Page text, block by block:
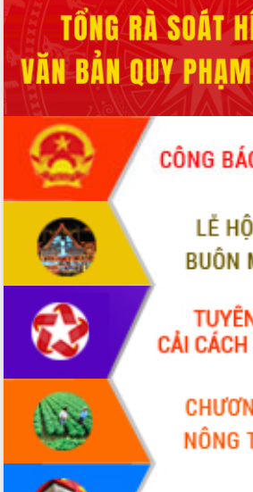
Trình diễn nghệ thuật chế biến các
món ăn từ sầu riêng
Đắk Lắk công bố Quy hoạch và xúc
tiến đầu tư tỉnh
Ngành cá ngừ Đắk Lắk chủ động thích
ứng để giữ vững thị trường xuất khẩu
Diễn đàn Kinh tế tư nhân Việt Nam đột
phá cơ chế - Hợp tác công tư
Đề án 06 tạo bước ngoặt đột phá trong
cải cách hành chính tỉnh Đắk Lắk
Kết nối tour, đẩy mạnh chuyển đổi số
để phát triển du lịch Đắk Lắk
Khởi động Dự án Đầu tư xây dựng hạ
tầng kỹ thuật Cụm công nghiệp Tân
Tiến
Gặp mặt các cơ quan báo chí nhân Kỷ
niệm 101 năm Ngày Báo chí Cách
mạng Việt Nam
Đắk Lắk sơ kết 4 năm triển khai thực
hiện Đề án 06 của Chính phủ
Họp báo thông tin về Hội nghị Công bố
Quy hoạch và Xúc tiến đầu tư tỉnh Đắk
Khơi thông điểm nghẽn, đẩy nhanh
giải ngân vốn khắc phục thiên tai